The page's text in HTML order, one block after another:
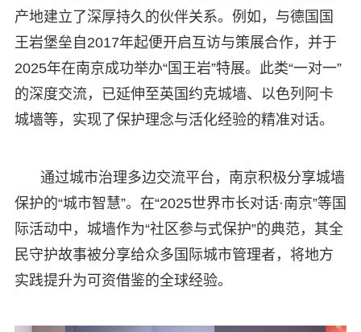
产地建立了深厚持久的伙伴关系。例如，与德国国
王岩堡垒自2017年起便开启互访与策展合作，并于
2025年在南京成功举办“国王岩”特展。此类“一对一”
的深度交流，已延伸至英国约克城墙、以色列阿卡
城墙等，实现了保护理念与活化经验的精准对话。
通过城市治理多边交流平台，南京积极分享城墙
保护的“城市智慧”。在“2025世界市长对话·南京”等国
际活动中，城墙作为“社区参与式保护”的典范，其全
民守护故事被分享给众多国际城市管理者，将地方
实践提升为可资借鉴的全球经验。